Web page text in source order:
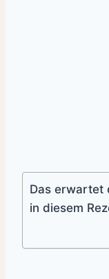
Das erwartet
in diesem